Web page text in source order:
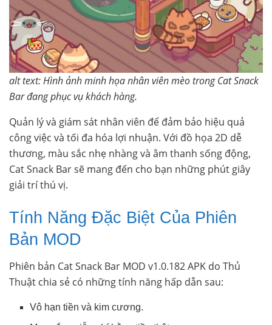
alt text: Hình ảnh minh họa nhân viên mèo trong Cat Snack
Bar đang phục vụ khách hàng.
Quản lý và giám sát nhân viên để đảm bảo hiệu quả
công việc và tối đa hóa lợi nhuận. Với đồ họa 2D dễ
thương, màu sắc nhẹ nhàng và âm thanh sống động,
Cat Snack Bar sẽ mang đến cho bạn những phút giây
giải trí thú vị.
Tính Năng Đặc Biệt Của Phiên
Bản MOD
Phiên bản Cat Snack Bar MOD v1.0.182 APK do Thủ
Thuật chia sẻ có những tính năng hấp dẫn sau:
Vô hạn tiền và kim cương.